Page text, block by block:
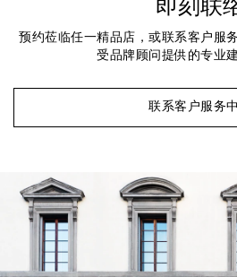
预约莅临任一精品店，或联系客户服
受品牌顾问提供的专业
联系客户服务